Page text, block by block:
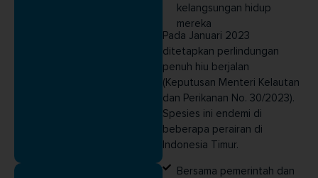
kelangsungan hidup
mereka
Pada Januari 2023
ditetapkan perlindungan
penuh hiu berjalan
(Keputusan Menteri Kelautan
dan Perikanan No. 30/2023).
Spesies ini endemi di
beberapa perairan di
Indonesia Timur.
Bersama pemerintah dan